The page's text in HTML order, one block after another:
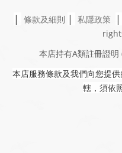
| 條款及細則 | 私隱政策 |
本店持有A類註冊證明
本店服務條款及我們向您提
轄，須依